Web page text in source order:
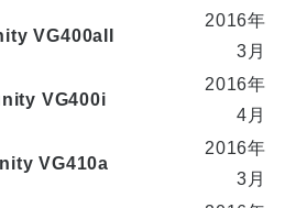
VG400aII
2016年
3月
VG400i
2016年
4月
VG410a
2016年
3月